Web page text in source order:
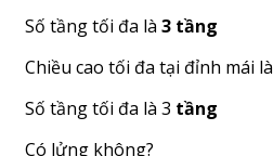
Số tầng tối đa là 3 tầng
Chiều cao tối đa tại đỉnh mái là
Số tầng tối đa là 3 tầng
Có lửng không?